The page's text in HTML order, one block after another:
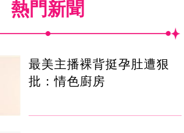
熱門新聞
最美主播裸背挺孕肚遭狠
批：情色廚房